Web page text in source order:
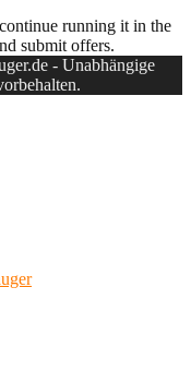
running it in the
submit offers.
- Unabhängige